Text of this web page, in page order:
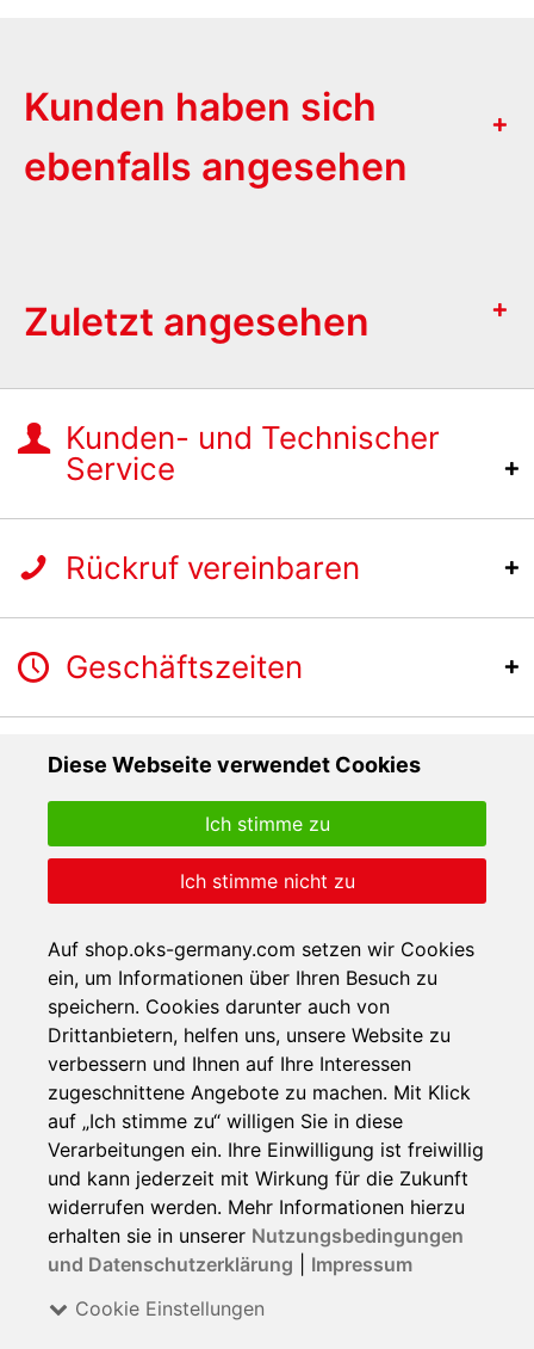
Diese Webseite verwendet Cookies
Auf shop.oks-germany.com setzen wir Cookies
ein, um Informationen über Ihren Besuch zu
speichern. Cookies darunter auch von
Drittanbietern, helfen uns, unsere Website zu
verbessern und Ihnen auf Ihre Interessen
zugeschnittene Angebote zu machen. Mit Klick
auf „Ich stimme zu“ willigen Sie in diese
Verarbeitungen ein. Ihre Einwilligung ist freiwillig
und kann jederzeit mit Wirkung für die Zukunft
widerrufen werden. Mehr Informationen hierzu
erhalten sie in unserer Nutzungsbedingungen
und Datenschutzerklärung
Impressum
Cookie Einstellungen
Ich stimme nicht zu
Ich stimme zu
Kunden haben sich
ebenfalls angesehen
Zuletzt angesehen
Kunden- und Technischer
Service
Rückruf vereinbaren
Geschäftszeiten